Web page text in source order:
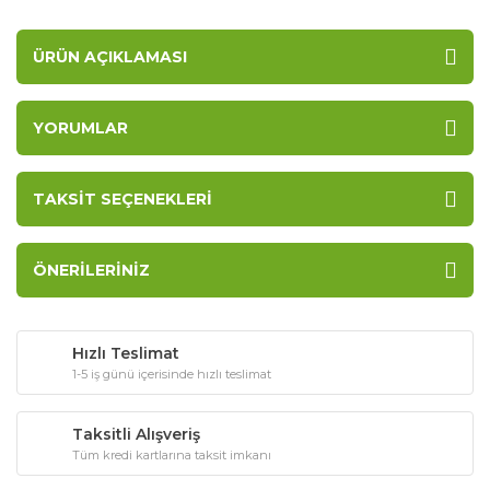
ÜRÜN AÇIKLAMASI
YORUMLAR
TAKSIT SEÇENEKLERI
ÖNERILERINIZ
Hızlı Teslimat
1-5 iş günü içerisinde hızlı teslimat
Taksitli Alışveriş
Tüm kredi kartlarına taksit imkanı